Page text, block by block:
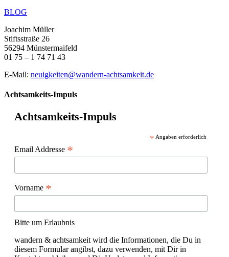
BLOG
Joachim Müller
Stiftsstraße 26
56294 Münstermaifeld
01 75 – 1 74 71 43
E-Mail: neuigkeiten@wandern-achtsamkeit.de
Achtsamkeits-Impuls
Achtsamkeits-Impuls
* Angaben erforderlich
Email Addresse *
Vorname *
Bitte um Erlaubnis
wandern & achtsamkeit wird die Informationen, die Du in
diesem Formular angibst, dazu verwenden, mit Dir in